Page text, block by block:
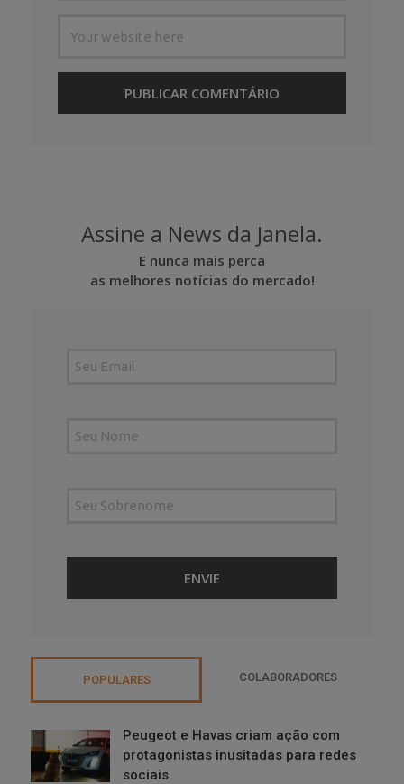
Assine a News da Janela.
E nunca mais perca
as melhores notícias do mercado!
POPULARES COLABORADORES
Peugeot e Havas criam ação com
protagonistas inusitadas para redes
sociais